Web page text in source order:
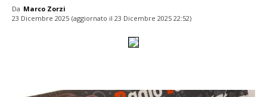
Da Marco Zorzi
23 Dicembre 2025 (aggiornato il 23 Dicembre 2025 22:52)